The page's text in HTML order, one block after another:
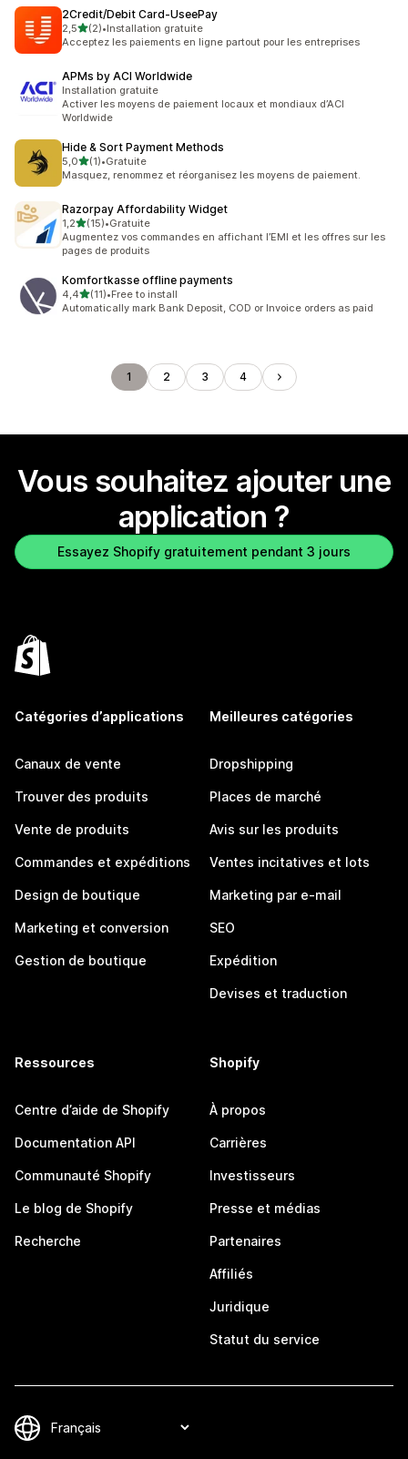
2Credit/Debit Card‑UseePay
2,5étoile(s) sur 5
(2)
2 avis au total
•Installation gratuite
Acceptez les paiements en ligne partout pour les entreprises
APMs by ACI Worldwide
Installation gratuite
Activer les moyens de paiement locaux et mondiaux d’ACI
Worldwide
Hide & Sort Payment Methods
5,0étoile(s) sur 5
(1)
1 avis au total
•Gratuite
Masquez, renommez et réorganisez les moyens de paiement.
Razorpay Affordability Widget
1,2étoile(s) sur 5
(15)
15 avis au total
•Gratuite
Augmentez vos commandes en affichant l’EMI et les offres sur les
pages de produits
Komfortkasse offline payments
4,4étoile(s) sur 5
(11)
11 avis au total
•Free to install
Automatically mark Bank Deposit, COD or Invoice orders as paid
1 2 3 4
Vous souhaitez ajouter une
application ?
Essayez Shopify gratuitement pendant 3 jours
Catégories d’applications
Canaux de vente
Trouver des produits
Vente de produits
Commandes et expéditions
Design de boutique
Marketing et conversion
Gestion de boutique
Meilleures catégories
Dropshipping
Places de marché
Avis sur les produits
Ventes incitatives et lots
Marketing par e-mail
SEO
Expédition
Devises et traduction
Ressources
Centre d’aide de Shopify
Documentation API
Communauté Shopify
Le blog de Shopify
Recherche
Shopify
À propos
Carrières
Investisseurs
Presse et médias
Partenaires
Affiliés
Juridique
Statut du service